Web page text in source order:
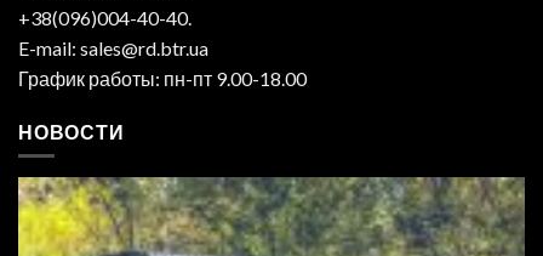
+38(096)004-40-40.
E-mail: sales@rd.btr.ua
График работы: пн-пт 9.00-18.00
НОВОСТИ